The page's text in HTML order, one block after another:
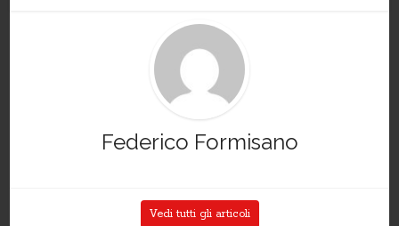
Federico Formisano
Vedi tutti gli articoli